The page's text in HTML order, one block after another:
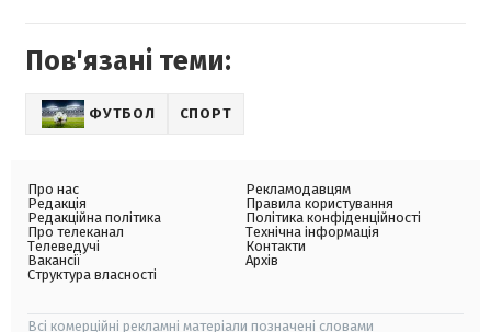
Пов'язані теми:
ФУТБОЛ СПОРТ
Про нас
Редакція
Редакційна політика
Про телеканал
Телеведучі
Вакансії
Структура власності
Рекламодавцям
Правила користування
Політика конфіденційності
Технічна інформація
Контакти
Архів
Всі комерційні рекламні матеріали позначені словами